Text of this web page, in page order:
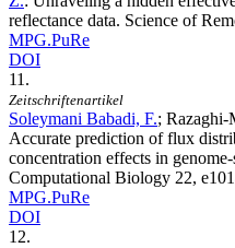
reflectance data. Science of
MPG.PuRe
DOI
11.
Zeitschriftenartikel
Soleymani Babadi, F.; Razaghi-
Accurate prediction of flux
concentration effects in
Computational Biology 22,
MPG.PuRe
DOI
12.